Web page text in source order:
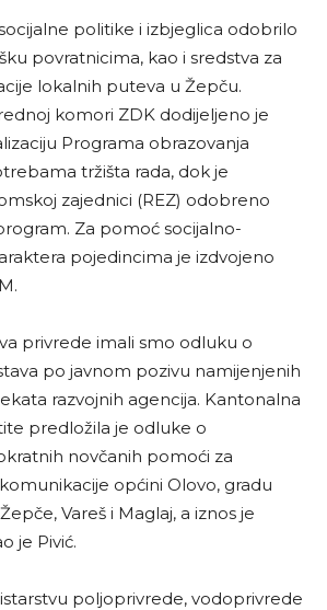
politike i izbjeglica odobrilo
povratnicima, kao i sredstva za
lokalnih puteva u Žepču.
komori ZDK dodijeljeno je
Programa obrazovanja
tržišta rada, dok je
zajednici (REZ) odobreno
Za pomoć socijalno-
pojedincima je izdvojeno
privrede imali smo odluku o
po javnom pozivu namijenjenih
razvojnih agencija. Kantonalna
predložila je odluke o
novčanih pomoći za
općini Olovo, gradu
Vareš i Maglaj, a iznos je
je Pivić.
poljoprivrede, vodoprivrede